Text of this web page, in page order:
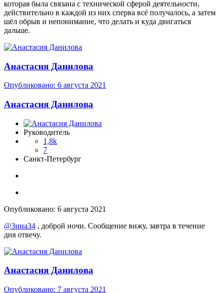
которая была связана с технической сферой деятельности,
действительно в каждой из них сперва всё получалось, а затем
шёл обрыв и непонимание, что делать и куда двигаться
дальше.
Анастасия Данилова
Опубликовано: 6 августа 2021
Анастасия Данилова
Руководитель
1,8k
7
Санкт-Петербург
Опубликовано: 6 августа 2021
@Зина34 , доброй ночи. Сообщение вижу, завтра в течение
дня отвечу.
Анастасия Данилова
Опубликовано: 7 августа 2021